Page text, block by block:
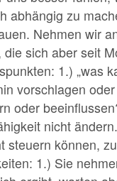
abhängig zu
Nehmen wir
sich aber seit
1.) „was
vorschlagen
oder
nicht
können,
1.) Sie